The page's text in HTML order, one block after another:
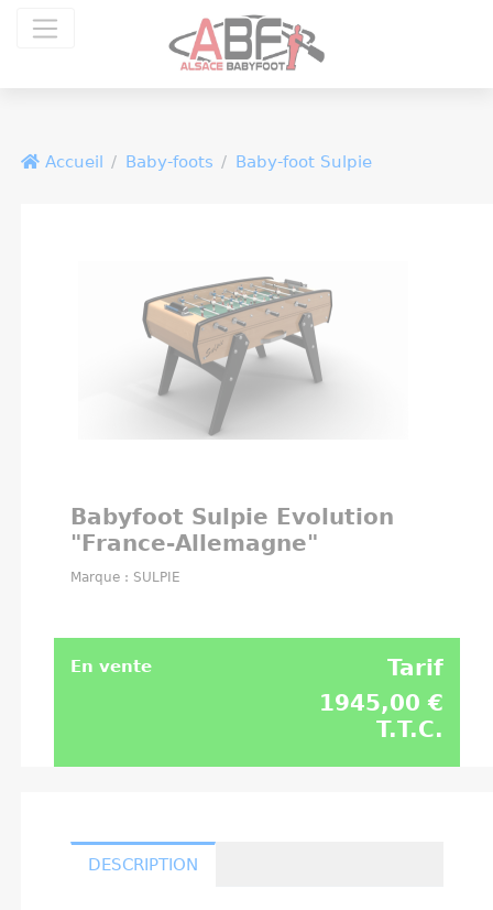
Accueil Baby-foots Baby-foot Sulpie
Babyfoot Sulpie Evolution
"France-Allemagne"
Marque : SULPIE
En vente
Tarif
1945,00 €
T.T.C.
DESCRIPTION
Panneau de gestion des cookies